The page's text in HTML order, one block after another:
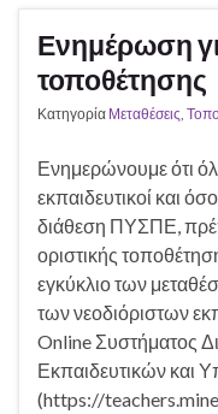
Ενημέρωση
τοποθέτησης
Κατηγορία Μεταθέσεις
Ενημερώνουμε ότι
εκπαιδευτικοί και
διάθεση ΠΥΣΠΕ,
οριστικής
εγκύκλιο των
των νεοδιόριστων
Online Συστήματος
Εκπαιδευτικών και
(https://